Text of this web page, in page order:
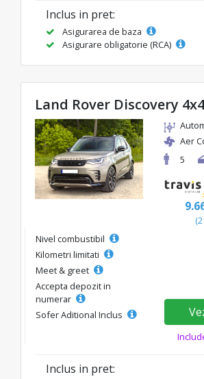
Inclus in pret:
Asigurarea de baza
Asigurare obligatorie (RCA)
Land Rover Discovery 4x4
Aer
5
Nivel combustibil
Kilometri limitati
Meet & greet
Accepta depozit in
numerar
Sofer Aditional Inclus
Inclus in pret: